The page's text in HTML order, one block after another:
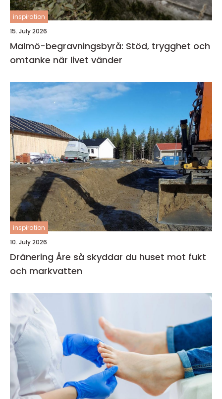
inspiration
15. July 2026
Malmö-begravningsbyrå: Stöd, trygghet och
omtanke när livet vänder
inspiration
10. July 2026
Dränering Åre så skyddar du huset mot fukt
och markvatten